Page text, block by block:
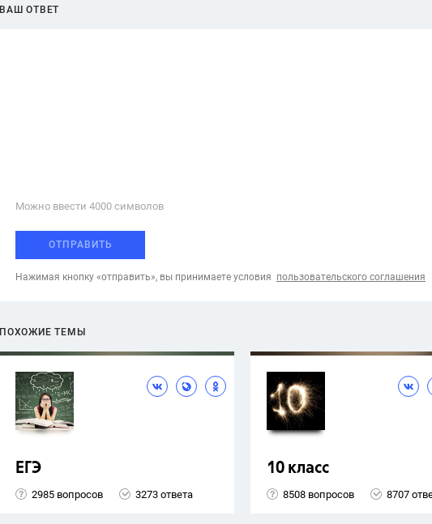
ВАШ ОТВЕТ
Можно ввести 4000 cимволов
ОТПРАВИТЬ
Нажимая кнопку «отправить», вы принимаете условия пользовательского соглашения
ПОХОЖИЕ ТЕМЫ
ЕГЭ
2985 вопросов 3273 ответа
10 класс
8508 вопросов 8707